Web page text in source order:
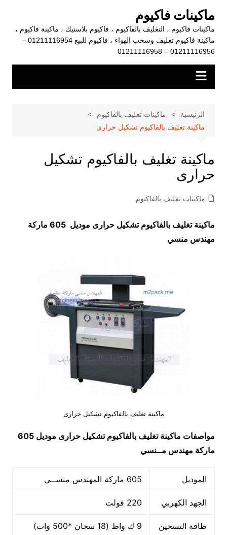
المحتوى
ماكينات فاكيوم
ماكينات فاكيوم ، التغليف بالفاكيوم ، فاكيوم بلاستيك ، ماكينة فاكيوم ،
ماكينة فاكيوم تغليف وسحب الهواء ، فاكيوم للبيع 01211116954 –
01211116956 – 01211116958
الرئيسية
ماكينات تغليف بالفاكيوم
ماكينة تغليف بالفاكيوم تشكيل حرارى
ماكينة تغليف بالفاكيوم تشكيل
حرارى
ماكينات تغليف بالفاكيوم
ماكينة تغليف بالفاكيوم تشكيل حرارى موديل 605 ماركة
مهندس منسي
ماكينة تغليف بالفاكيوم تشكيل حرارى
مواصفات ماكينة تغليف بالفاكيوم تشكيل حرارى
موديل 605
ماركة مهندس مــنسي
الموديل 605 ماركة المهندس منســي
الجهد الكهربي 220 فولت
طاقة التسخين 9 ك واط (18 سخان *500 وات)